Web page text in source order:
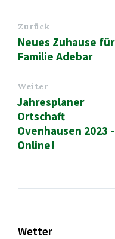
Zurück
Neues Zuhause für
Familie Adebar
Weiter
Jahresplaner
Ortschaft
Ovenhausen 2023 -
Online!
Wetter